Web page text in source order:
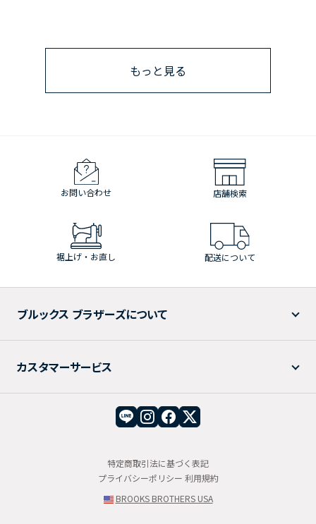
もっと見る
お問い合わせ 店舗検索
裾上げ・お直し 配送について
ブルックス ブラザーズについて
カスタマーサービス
特定商取引法に基づく表記
プライバシーポリシー 利用規約
BROOKS BROTHERS USA